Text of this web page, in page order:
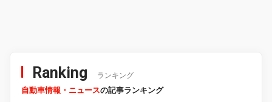
Ranking ランキング
自動車情報・ニュースの記事ランキング